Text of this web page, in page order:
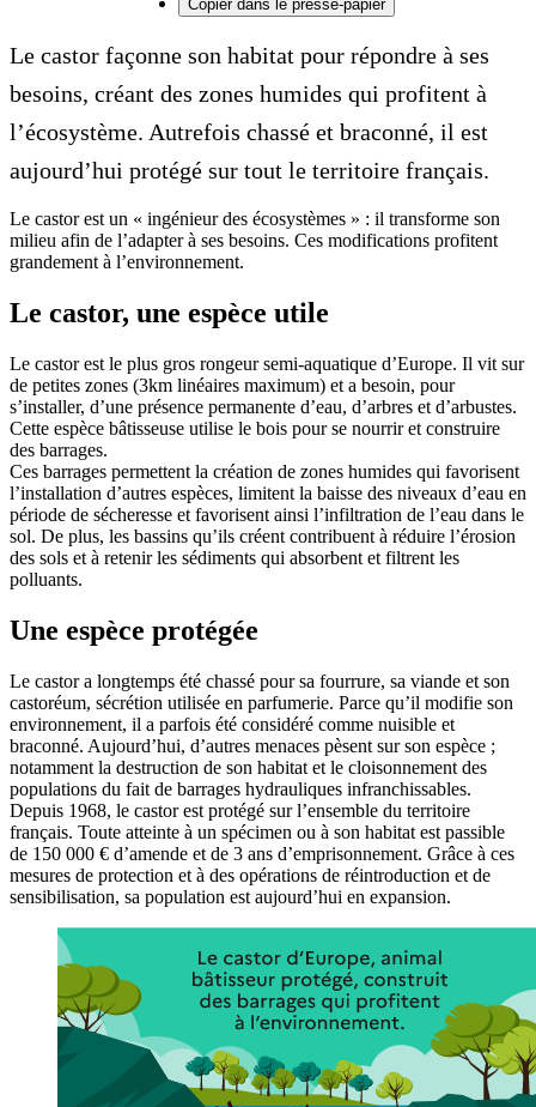
Copier dans le presse-papier
Le castor façonne son habitat pour répondre à ses
besoins, créant des zones humides qui profitent à
l’écosystème. Autrefois chassé et braconné, il est
aujourd’hui protégé sur tout le territoire français.
Le castor est un « ingénieur des écosystèmes » : il transforme son
milieu afin de l’adapter à ses besoins. Ces modifications profitent
grandement à l’environnement.
Le castor, une espèce utile
Le castor est le plus gros rongeur semi-aquatique d’Europe. Il vit sur
de petites zones (3km linéaires maximum) et a besoin, pour
s’installer, d’une présence permanente d’eau, d’arbres et d’arbustes.
Cette espèce bâtisseuse utilise le bois pour se nourrir et construire
des barrages.
Ces barrages permettent la création de zones humides qui favorisent
l’installation d’autres espèces, limitent la baisse des niveaux d’eau en
période de sécheresse et favorisent ainsi l’infiltration de l’eau dans le
sol. De plus, les bassins qu’ils créent contribuent à réduire l’érosion
des sols et à retenir les sédiments qui absorbent et filtrent les
polluants.
Une espèce protégée
Le castor a longtemps été chassé pour sa fourrure, sa viande et son
castoréum, sécrétion utilisée en parfumerie. Parce qu’il modifie son
environnement, il a parfois été considéré comme nuisible et
braconné. Aujourd’hui, d’autres menaces pèsent sur son espèce ;
notamment la destruction de son habitat et le cloisonnement des
populations du fait de barrages hydrauliques infranchissables.
Depuis 1968, le castor est protégé sur l’ensemble du territoire
français. Toute atteinte à un spécimen ou à son habitat est passible
de 150 000 € d’amende et de 3 ans d’emprisonnement. Grâce à ces
mesures de protection et à des opérations de réintroduction et de
sensibilisation, sa population est aujourd’hui en expansion.